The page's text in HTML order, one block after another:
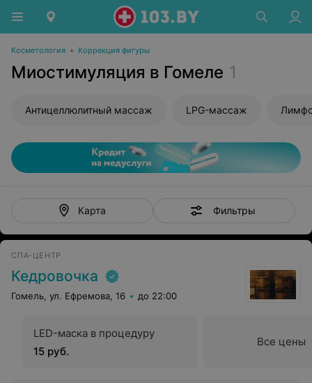
Косметология • Коррекция фигуры
Миостимуляция в Гомеле 1
Антицеллюлитный массаж LPG-массаж
Карта Фильтры
СПА-ЦЕНТР
Кедровочка
Гомель, ул. Ефремова, 16 до 22:00
LED-маска в процедуру
15 руб.
Все цены